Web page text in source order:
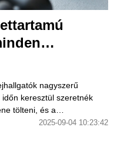
nagyszerű
keresztül szeretnék
tölteni, és a
használat esetén
2025-09-04 10:23:42